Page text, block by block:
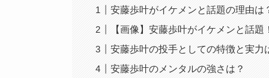
安藤歩叶がイケメンと話題の理由は
【画像】安藤歩叶がイケメンと話題
安藤歩叶の投手としての特徴と実力
安藤歩叶のメンタルの強さは？